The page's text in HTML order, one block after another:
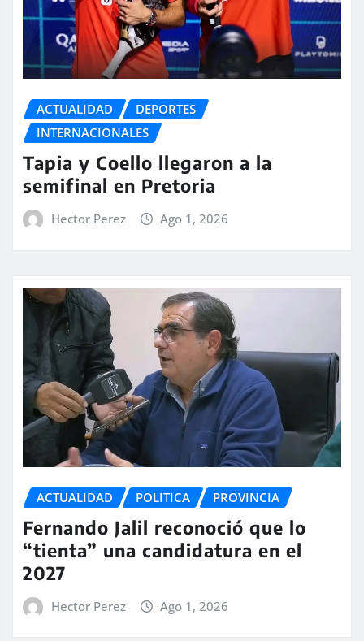
ACTUALIDAD
DEPORTES
INTERNACIONALES
Tapia y Coello llegaron a la
semifinal en Pretoria
Hector Perez Ago 1, 2026
ACTUALIDAD POLITICA PROVINCIA
Fernando Jalil reconoció que lo
“tienta” una candidatura en el
2027
Hector Perez Ago 1, 2026